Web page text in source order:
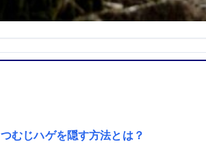
つむじハゲを隠す方法とは？